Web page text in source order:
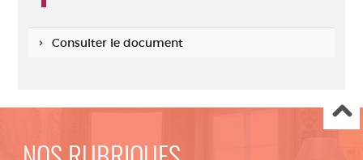
Consulter le document